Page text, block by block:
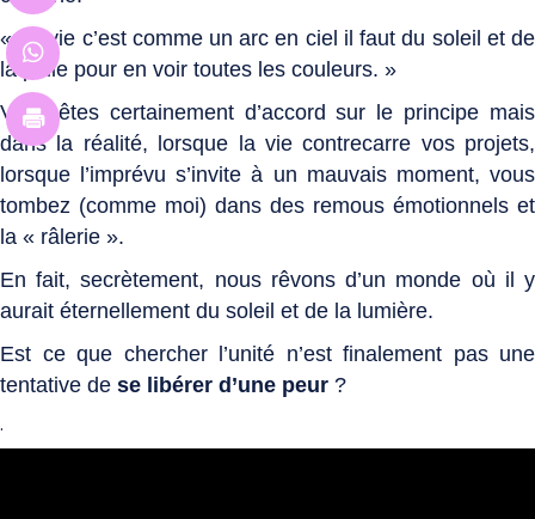
« La vie c’est comme un arc en ciel il faut du soleil et de
la pluie pour en voir toutes les couleurs. »
Vous êtes certainement d’accord sur le principe mais
dans la réalité, lorsque la vie contrecarre vos projets,
lorsque l’imprévu s’invite à un mauvais moment, vous
tombez (comme moi) dans des remous émotionnels et
la « râlerie ».
En fait, secrètement, nous rêvons d’un monde où il y
aurait éternellement du soleil et de la lumière.
Est ce que chercher l’unité n’est finalement pas une
tentative de se libérer d’une peur ?
.